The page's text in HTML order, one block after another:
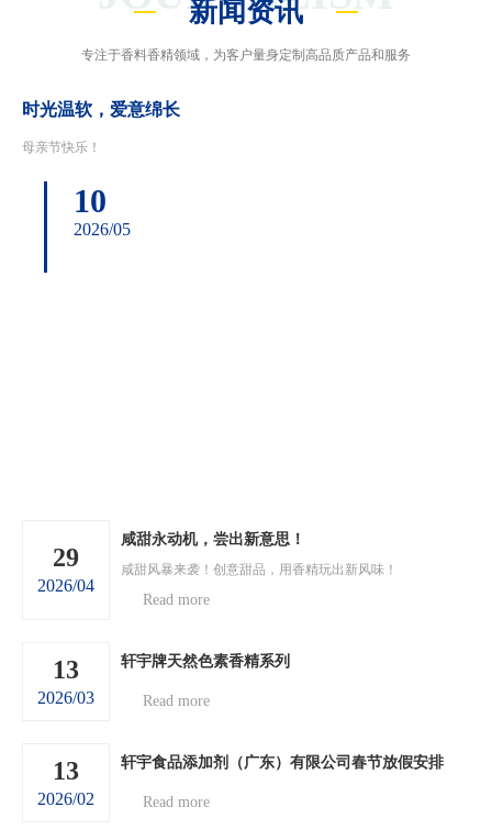
新闻资讯
专注于香料香精领域，为客户量身定制高品质产品和服务
时光温软，爱意绵长
母亲节快乐！
10
2026/05
29
2026/04
咸甜永动机，尝出新意思！
咸甜风暴来袭！创意甜品，用香精玩出新风味！
Read more
13
2026/03
轩宇牌天然色素香精系列
Read more
13
2026/02
轩宇食品添加剂（广东）有限公司春节放假安排
Read more